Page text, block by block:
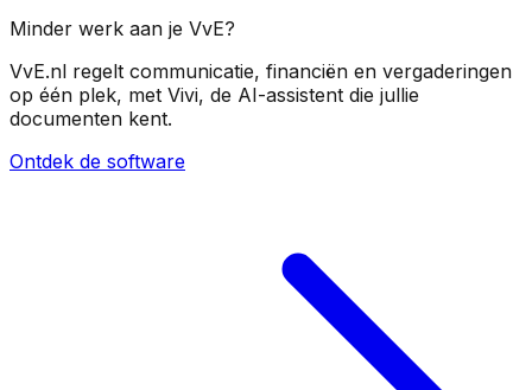
Minder werk aan je VvE?
VvE.nl regelt communicatie, financiën en vergaderingen
op één plek, met Vivi, de AI-assistent die jullie
documenten kent.
Ontdek de software